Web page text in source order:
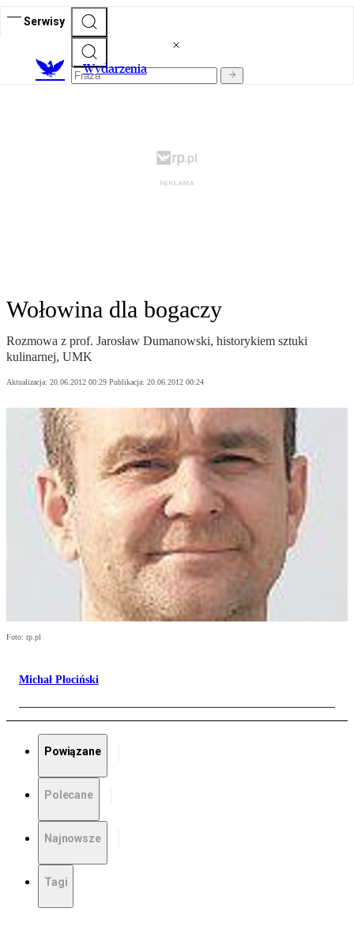
Serwisy
Wydarzenia
Wołowina dla bogaczy
Rozmowa z prof. Jarosław Dumanowski, historykiem sztuki
kulinarnej, UMK
Aktualizacja: 20.06.2012 00:29 Publikacja: 20.06.2012 00:24
Foto: rp.pl
Michał Płociński
Powiązane
Polecane
Najnowsze
Tagi